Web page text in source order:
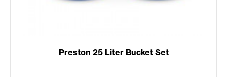
Preston 25 Liter Bucket Set